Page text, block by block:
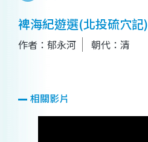
裨海紀遊選(北投硫穴記)
作者：郁永河 朝代：清
相關影片